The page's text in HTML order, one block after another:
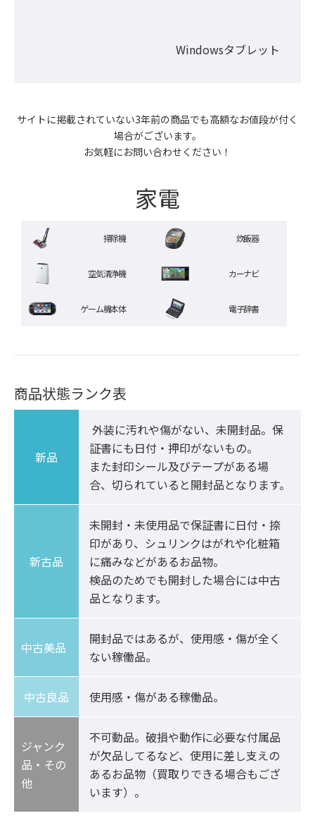
Windowsタブレット
サイトに掲載されていない3年前の商品でも高額なお値段が付く
場合がございます。
お気軽にお問い合わせください！
家電
掃除機 炊飯器
空気清浄機 カーナビ
ゲーム機本体 電子辞書
商品状態ランク表
新品
証書にも日付・押印がないもの。
また封印シール及びテープがある場
合、切られていると開封品となります。
新古品
未開封・未使用品で保証書に日付・捺
印があり、シュリンクはがれや化粧箱
に痛みなどがあるお品物。
検品のためでも開封した場合には中古
品となります。
開封品ではあるが、使用感・傷が全く
ない稼働品。
中古良品 使用感・傷がある稼働品。
ジャンク
品・その
他
不可動品。破損や動作に必要な付属品
が欠品してるなど、使用に差し支えの
あるお品物（買取りできる場合もござ
います）。